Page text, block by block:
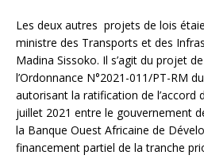
Les deux autres projets de lois
ministre des Transports et des
Madina Sissoko. Il s’agit du projet
l’Ordonnance N°2021-011/PT-RM
autorisant la ratification de l’accord
juillet 2021 entre le gouvernement
la Banque Ouest Africaine de
financement partiel de la tranche